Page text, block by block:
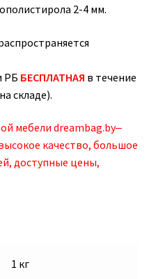
2-4 мм.
РБ БЕСПЛАТНАЯ в течение
складе).
мебели dreambag.by‒
качество, большое
доступные цены,
1 кг